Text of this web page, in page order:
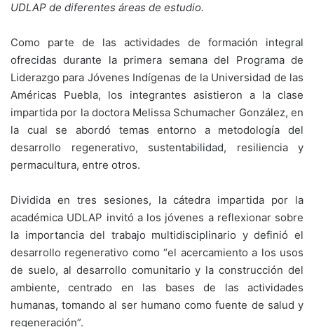
UDLAP de diferentes áreas de estudio.
Como parte de las actividades de formación integral
ofrecidas durante la primera semana del Programa de
Liderazgo para Jóvenes Indígenas de la Universidad de las
Américas Puebla, los integrantes asistieron a la clase
impartida por la doctora Melissa Schumacher González, en
la cual se abordó temas entorno a metodología del
desarrollo regenerativo, sustentabilidad, resiliencia y
permacultura, entre otros.
Dividida en tres sesiones, la cátedra impartida por la
académica UDLAP invitó a los jóvenes a reflexionar sobre
la importancia del trabajo multidisciplinario y definió el
desarrollo regenerativo como “el acercamiento a los usos
de suelo, al desarrollo comunitario y la construcción del
ambiente, centrado en las bases de las actividades
humanas, tomando al ser humano como fuente de salud y
regeneración”.